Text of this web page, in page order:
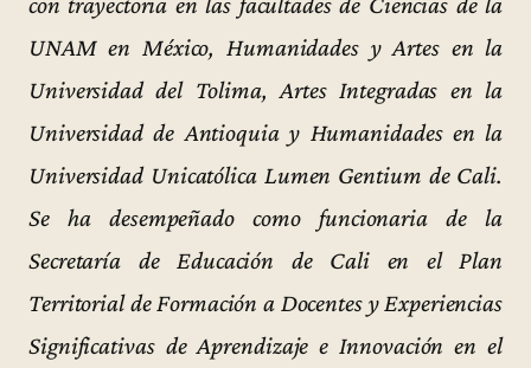
UNAM en México, Humanidades y Artes en la
Universidad del Tolima, Artes Integradas en la
Universidad de Antioquia y Humanidades en la
Universidad Unicatólica Lumen Gentium de Cali.
Se ha desempeñado como funcionaria de la
Secretaría de Educación de Cali en el Plan
Territorial de Formación a Docentes y Experiencias
Significativas de Aprendizaje e Innovación en el